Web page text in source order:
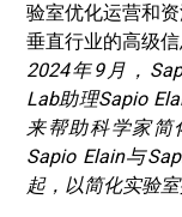
验室优化运营和
垂直行业的高级
2024年9月，
Lab助理Sapio
来帮助科学家简
Sapio Elain与
起，以简化实验